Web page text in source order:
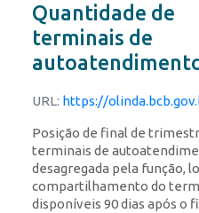
Quantidade de
terminais de
URL: https://olinda.bcb.gov.br/olinda/servico/
Posição de final de
terminais de
desagregada pela função,
compartilhamento do
disponíveis 90 dias após o